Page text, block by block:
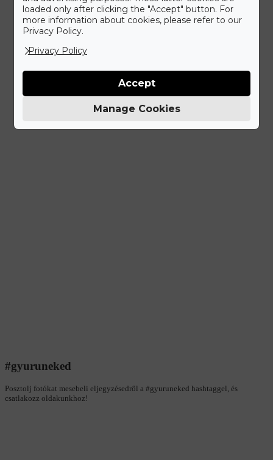
#gyuruneked
Posztolj fotókat mesebeli eljegyzésedről a #gyuruneked hashtaggel, és
csatlakozz oldakunkhoz!
loaded only after clicking the "Accept" button. For
more information about cookies, please refer to our
Privacy Policy.
Privacy Policy
Manage Cookies
Accept